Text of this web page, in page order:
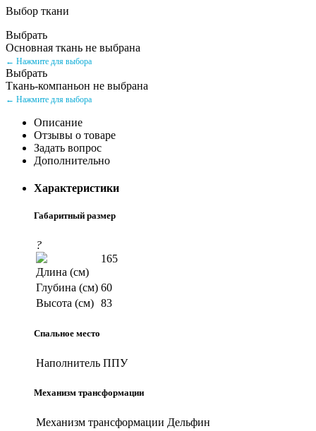
Выбор ткани
Выбрать
Основная ткань не выбрана
← Нажмите для выбора
Выбрать
Ткань-компаньон не выбрана
← Нажмите для выбора
Описание
Отзывы о товаре
Задать вопрос
Дополнительно
Характеристики
Габаритный размер
?
Длина (см)
165
Глубина (см) 60
Высота (см) 83
Спальное место
Наполнитель ППУ
Механизм трансформации
Механизм трансформации Дельфин